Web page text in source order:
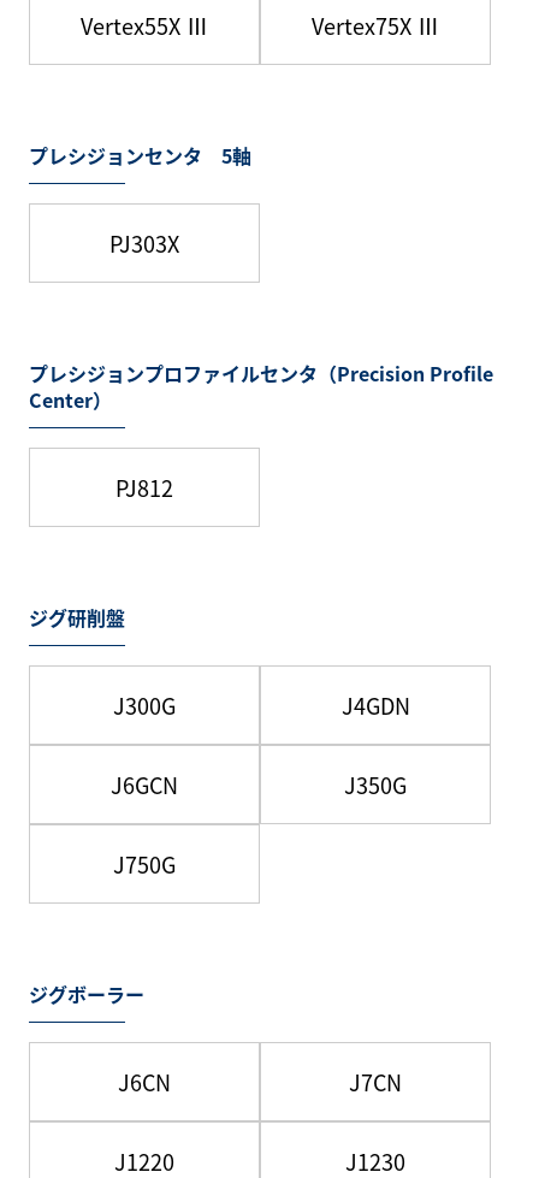
Vertex55X Ⅲ Vertex75X Ⅲ
プレシジョンセンタ 5軸
PJ303X
プレシジョンプロファイルセンタ（Precision Profile
Center）
PJ812
ジグ研削盤
J300G J4GDN
J6GCN J350G
J750G
ジグボーラー
J6CN J7CN
J1220 J1230